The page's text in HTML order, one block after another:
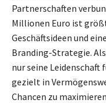
Partnerschaften
Millionen Euro ist
Geschäftsideen und
Branding-Strategie.
nur seine Leidenschaft
gezielt in
Chancen zu